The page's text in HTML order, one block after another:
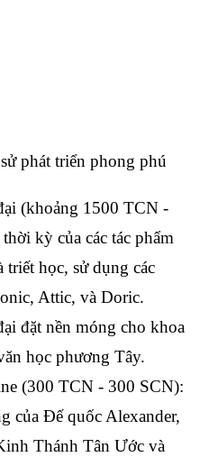
phát triển phong phú
(khoảng 1500 TCN -
kỳ của các tác phẩm
triết học, sử dụng các
Attic, và Doric.
đặt nền móng cho khoa
học phương Tây.
(300 TCN - 300 SCN):
của Đế quốc Alexander,
Thánh Tân Ước và